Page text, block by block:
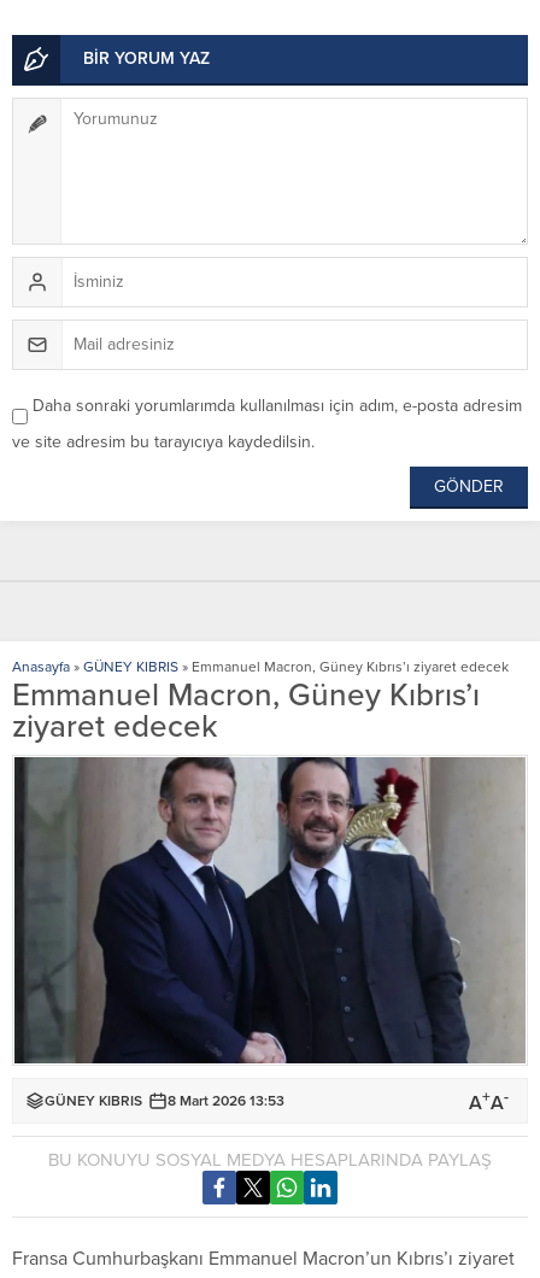
BİR YORUM YAZ
Daha sonraki yorumlarımda kullanılması için adım, e-posta adresim
ve site adresim bu tarayıcıya kaydedilsin.
Anasayfa » GÜNEY KIBRIS » Emmanuel Macron, Güney Kıbrıs’ı ziyaret edecek
Emmanuel Macron, Güney Kıbrıs’ı
ziyaret edecek
GÜNEY KIBRIS 8 Mart 2026 13:53 A+A-
BU KONUYU SOSYAL MEDYA HESAPLARINDA PAYLAŞ
Fransa Cumhurbaşkanı Emmanuel Macron’un Kıbrıs’ı ziyaret